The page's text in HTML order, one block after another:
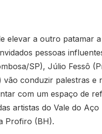
elevar a outro patamar
pessoas
SP), Júlio Fessô
vão conduzir palestras
com um espaço de
artistas do Vale do
Profiro (BH).